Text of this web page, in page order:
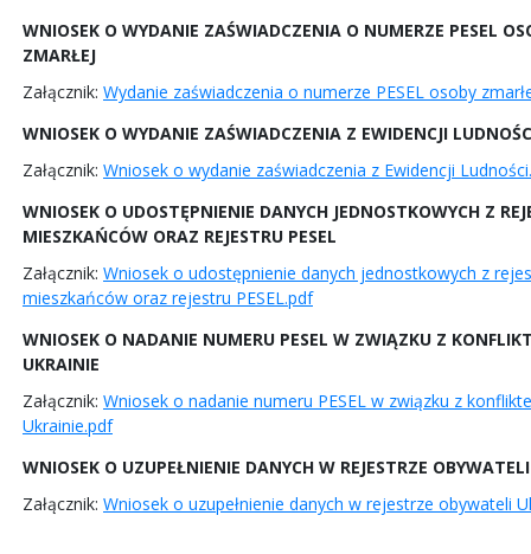
WNIOSEK O WYDANIE ZAŚWIADCZENIA O NUMERZE PESEL
ZMARŁEJ
Załącznik: Wydanie zaświadczenia o numerze PESEL osoby
WNIOSEK O WYDANIE ZAŚWIADCZENIA Z EWIDENCJI
Załącznik: Wniosek o wydanie zaświadczenia z Ewidencji
WNIOSEK O UDOSTĘPNIENIE DANYCH JEDNOSTKOWYCH Z
MIESZKAŃCÓW ORAZ REJESTRU PESEL
Załącznik: Wniosek o udostępnienie danych jednostkowych z
mieszkańców oraz rejestru PESEL.pdf
WNIOSEK O NADANIE NUMERU PESEL W ZWIĄZKU Z
UKRAINIE
Załącznik: Wniosek o nadanie numeru PESEL w związku z
Ukrainie.pdf
WNIOSEK O UZUPEŁNIENIE DANYCH W REJESTRZE
Załącznik: Wniosek o uzupełnienie danych w rejestrze obywateli